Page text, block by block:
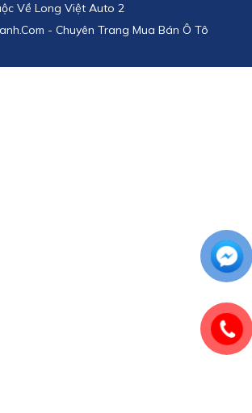
Về Long Việt Auto 2
- Chuyên Trang Mua Bán Ô Tô